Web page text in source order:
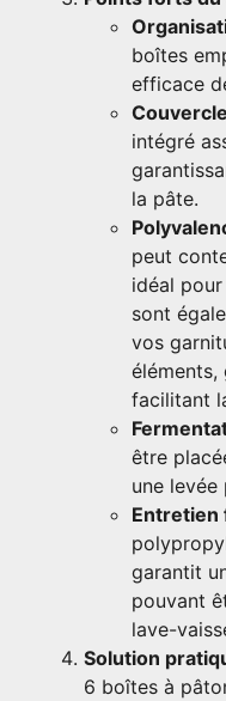
boîtes
efficace
intégré
la pâte.
peut
idéal
sont
vos
éléments,
facilitant
être
une levée
Entretien
garantit
pouvant
lave-
Solution
6 boîtes à